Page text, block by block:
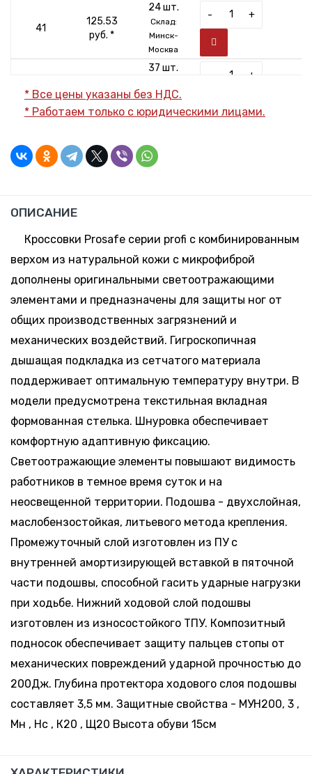
41
125.53
руб. *
24 шт.
Склад:
Минск-
Москва
- +
42
руб. *
37 шт.
Минск-
Москва
+
43
125.53
руб. *
Минск-
Москва
* Все цены указаны без НДС.
* Работаем только с юридическими лицами.
ОПИСАНИЕ
Кроссовки Prosafe серии profi с комбинированным
верхом из натуральной кожи с микрофиброй
дополнены оригинальными светоотражающими
элементами и предназначены для защиты ног от
общих производственных загрязнений и
механических воздействий. Гигроскопичная
дышащая подкладка из сетчатого материала
поддерживает оптимальную температуру внутри. В
модели предусмотрена текстильная вкладная
формованная стелька. Шнуровка обеспечивает
комфортную адаптивную фиксацию.
Светоотражающие элементы повышают видимость
работников в темное время суток и на
неосвещенной территории. Подошва - двухслойная,
маслобензостойкая, литьевого метода крепления.
Промежуточный слой изготовлен из ПУ с
внутренней амортизирующей вставкой в пяточной
части подошвы, способной гасить ударные нагрузки
при ходьбе. Нижний ходовой слой подошвы
изготовлен из износостойкого ТПУ. Композитный
подносок обеспечивает защиту пальцев стопы от
механических повреждений ударной прочностью до
200Дж. Глубина протектора ходового слоя подошвы
составляет 3,5 мм. Защитные свойства - МУН200, 3 ,
Мн , Нс , К20 , Щ20 Высота обуви 15см